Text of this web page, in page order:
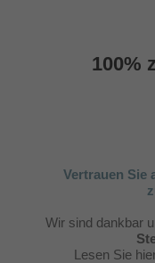
100%
Vertrauen Sie
Wir sind dankbar
Lesen Sie